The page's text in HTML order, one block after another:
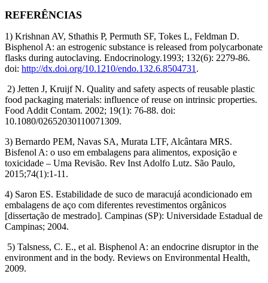
REFERÊNCIAS
1) Krishnan AV, Sthathis P, Permuth SF, Tokes L, Feldman D.
Bisphenol A: an estrogenic substance is released from polycarbonate
flasks during autoclaving. Endocrinology.1993; 132(6): 2279-86.
doi: http://dx.doi.org/10.1210/endo.132.6.8504731 .
2) Jetten J, Kruijf N. Quality and safety aspects of reusable plastic
food packaging materials: influence of reuse on intrinsic properties.
Food Addit Contam. 2002; 19(1): 76-88. doi:
10.1080/02652030110071309.
3) Bernardo PEM, Navas SA, Murata LTF, Alcântara MRS.
Bisfenol A: o uso em embalagens para alimentos, exposição e
toxicidade – Uma Revisão. Rev Inst Adolfo Lutz. São Paulo,
2015;74(1):1-11.
4) Saron ES. Estabilidade de suco de maracujá acondicionado em
embalagens de aço com diferentes revestimentos orgânicos
[dissertação de mestrado]. Campinas (SP): Universidade Estadual de
Campinas; 2004.
5) Talsness, C. E., et al. Bisphenol A: an endocrine disruptor in the
environment and in the body. Reviews on Environmental Health,
2009.